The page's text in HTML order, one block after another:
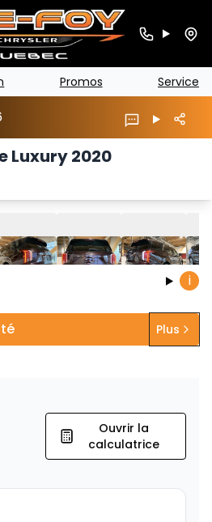
Promos Service
Luxury 2020
i
Plus
Ouvrir la
calculatrice